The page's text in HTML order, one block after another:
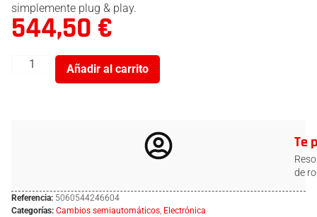
simplemente plug & play.
544,50 €
Añadir al carrito
Te
de
Referencia: 5060544246604
Categorías: Cambios semiautomáticos Electrónica